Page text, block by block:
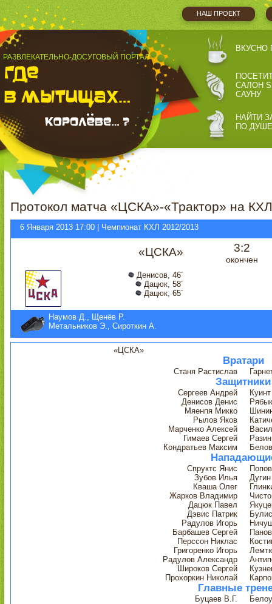
НАШ ПРОЕКТ
РАЗВЛЕКАТЕЛЬНО-ДОСУГОВЫЙ ПОРТАЛ
ВКУСНО
САЛОН
САУНУ
НАЙТИ
ПО ДУШЕ
Протокол матча «ЦСКА»-«Трактор» на
6 Января 2013 17:00 | Чемпионат КХЛ 2012/2013
«ЦСКА» 3:2
окончен
Денисов, 46´
Дацюк, 58´
Дацюк, 65´
Наумов Д., Щенёв Р.
Метальников Э., Сироткин А.
«ЦСКА»
Вратари
Станя Растислав
Защитники
Сергеев Андрей
Денисов Денис
Мяенпя Микко
Рылов Яков
Марченко Алексей
Гимаев Сергей
Кондратьев Максим
Спруктс Янис
Зубов Илья
Кваша Олег
Жарков Владимир
Дацюк Павел
Дэвис Патрик
Радулов Игорь
Барбашев Сергей
Перссон Никлас
Григоренко Игорь
Радулов Александр
Широков Сергей
Прохоркин Николай
Главные
Буцаев В.Г.